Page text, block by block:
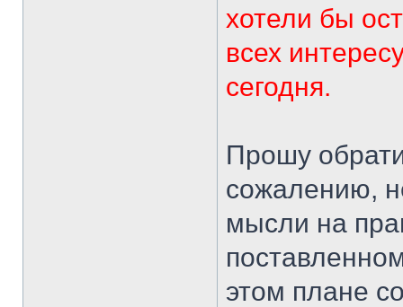
хотели бы
всех
сегодня.
Прошу
сожалению,
мысли на
этом плане